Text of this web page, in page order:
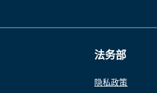
法务部
隐私政策